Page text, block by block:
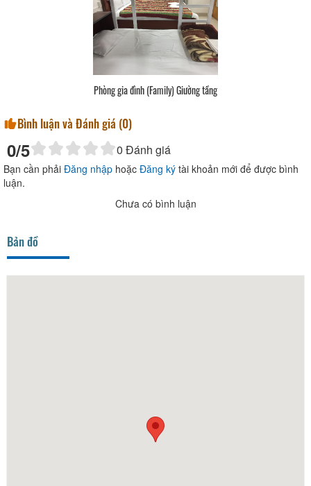
Phòng gia đình (Family) Giường tầng
Bình luận và Đánh giá (0)
0/5 0 Đánh giá
Bạn cần phải Đăng nhập hoặc Đăng ký tài khoản mới để được bình
luận.
Chưa có bình luận
Bản đồ